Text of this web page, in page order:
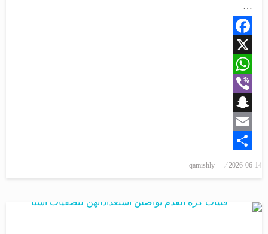
…
Facebook
X
WhatsApp
Viber
Snapchat
Email
نُشر
2026-06-14
qamishly